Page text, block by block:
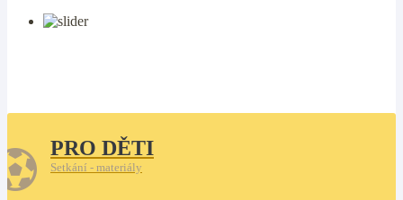
PRO DĚTI
Setkání - materiály